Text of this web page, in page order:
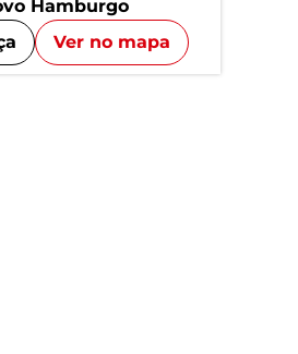
Hamburgo
Ver no mapa